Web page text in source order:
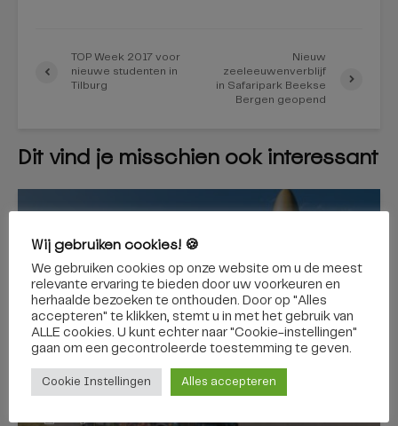
TOP Week 2017 voor
nieuwe studenten in
Tilburg
Nieuw
zeeleeuwenverblijf
in Safaripark Beekse
Bergen geopend
Dit vind je misschien ook interessant
Via een zelfrijdende bus
naar de Efteling? Binnenkort
kan het
Wij gebruiken cookies! 🍪
We gebruiken cookies op onze website om u de meest
relevante ervaring te bieden door uw voorkeuren en
herhaalde bezoeken te onthouden. Door op "Alles
accepteren" te klikken, stemt u in met het gebruik van
ALLE cookies. U kunt echter naar "Cookie-instellingen"
gaan om een ​​gecontroleerde toestemming te geven.
Cookie Instellingen Alles accepteren